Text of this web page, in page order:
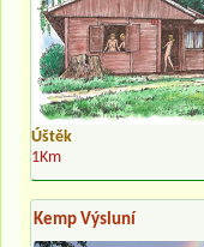
Úštěk
1Km
Kemp Výsluní